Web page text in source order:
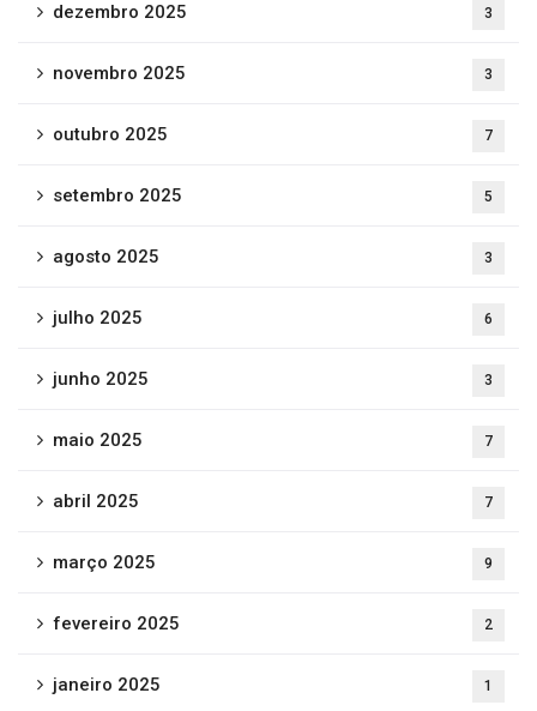
dezembro 2025 3
novembro 2025 3
outubro 2025 7
setembro 2025 5
agosto 2025 3
julho 2025 6
junho 2025 3
maio 2025 7
abril 2025 7
março 2025 9
fevereiro 2025 2
janeiro 2025 1